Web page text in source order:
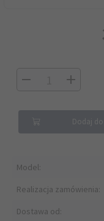
Model:
Realizacja zamówienia:
Dostawa od:
Dodaj